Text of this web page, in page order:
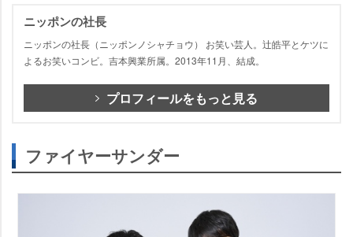
ニッポンの社長
ニッポンの社長（ニッポンノシャチョウ） お笑い芸人。辻皓平とケツに
よるお笑いコンビ。吉本興業所属。2013年11月、結成。
プロフィールをもっと見る
ファイヤーサンダー